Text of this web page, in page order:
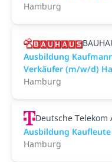
Hamburg
Ausbildung
Verkäufer (m/w/d)
Hamburg
Deutsche Telekom
Ausbildung
Hamburg